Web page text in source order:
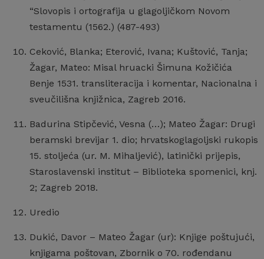
“Slovopis i ortografija u glagoljičkom Novom
testamentu (1562.) (487-493)
Ceković, Blanka; Eterović, Ivana; Kuštović, Tanja;
Žagar, Mateo: Misal hruacki Šimuna Kožičića
Benje 1531. transliteracija i komentar, Nacionalna i
sveučilišna knjižnica, Zagreb 2016.
Badurina Stipčević, Vesna (…); Mateo Žagar: Drugi
beramski brevijar 1. dio; hrvatskoglagoljski rukopis
15. stoljeća (ur. M. Mihaljević), latinički prijepis,
Staroslavenski institut – Biblioteka spomenici, knj.
2; Zagreb 2018.
Uredio
Dukić, Davor – Mateo Žagar (ur): Knjige poštujući,
knjigama poštovan, Zbornik o 70. rođendanu